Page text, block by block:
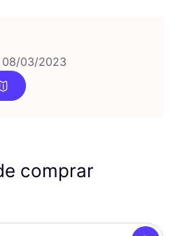
08/03/2023
comprar